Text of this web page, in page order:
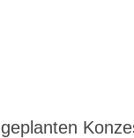
geplanten